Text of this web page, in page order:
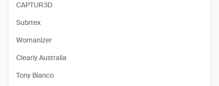
CAPTUR3D
Subrtex
Womanizer
Clearly Australia
Tony Bianco